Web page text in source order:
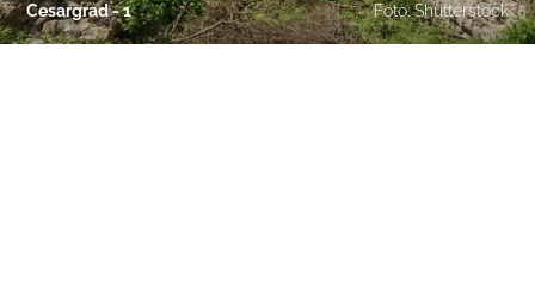
Cesargrad - 1 Foto: Shutterstock